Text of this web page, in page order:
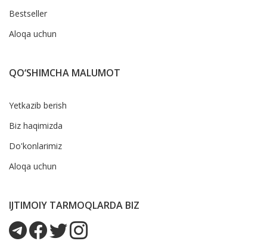
Bestseller
Aloqa uchun
QO‘SHIMCHA MALUMOT
Yetkazib berish
Biz haqimizda
Do'konlarimiz
Aloqa uchun
IJTIMOIY TARMOQLARDA BIZ